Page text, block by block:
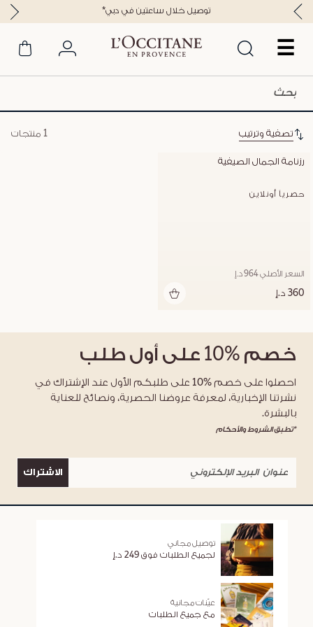
☰
*توصيل خلال ساعتين في دبي
تصفية وترتيب 1 منتجات
رزنامة الجمال الصيفية
حصرياً أونلاين
360 د.إ
السعر الأصلي 964 د.إ
خصم %10 على أول طلب
احصلوا على خصم %10 على طلبكم الأول عند الإشتراك في
نشرتنا الإخبارية، لمعرفة عروضنا الحصرية، ونصائح للعناية
بالبشرة.
*تطبق الشروط والأحكام
الاشتراك
توصيل مجاني
لجميع الطلبات فوق 249 د.إ
عيّنات مجانية
مع جميع الطلبات